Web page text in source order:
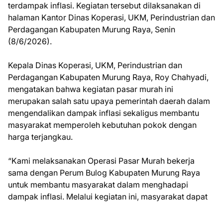
terdampak inflasi. Kegiatan tersebut dilaksanakan di
halaman Kantor Dinas Koperasi, UKM, Perindustrian dan
Perdagangan Kabupaten Murung Raya, Senin
(8/6/2026).
Kepala Dinas Koperasi, UKM, Perindustrian dan
Perdagangan Kabupaten Murung Raya, Roy Chahyadi,
mengatakan bahwa kegiatan pasar murah ini
merupakan salah satu upaya pemerintah daerah dalam
mengendalikan dampak inflasi sekaligus membantu
masyarakat memperoleh kebutuhan pokok dengan
harga terjangkau.
“Kami melaksanakan Operasi Pasar Murah bekerja
sama dengan Perum Bulog Kabupaten Murung Raya
untuk membantu masyarakat dalam menghadapi
dampak inflasi. Melalui kegiatan ini, masyarakat dapat